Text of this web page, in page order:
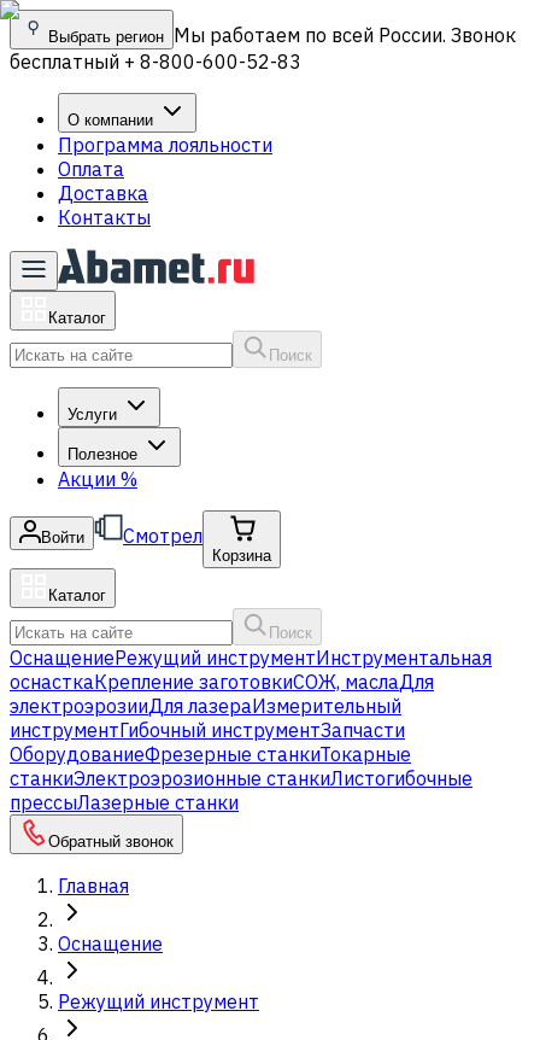
Выбрать регион Мы работаем по всей России. Звонок
бесплатный + 8-800-600-52-83
О компании
Программа лояльности
Оплата
Доставка
Контакты
Каталог
Поиск
Услуги
Полезное
Акции %
Войти Смотрел
Корзина
Каталог
Поиск
ОснащениеРежущий инструментИнструментальная
оснасткаКрепление заготовкиСОЖ, маслаДля
электроэрозииДля лазераИзмерительный
инструментГибочный инструментЗапчасти
ОборудованиеФрезерные станкиТокарные
станкиЭлектроэрозионные станкиЛистогибочные
прессыЛазерные станки
Обратный звонок
Главная
Оснащение
Режущий инструмент